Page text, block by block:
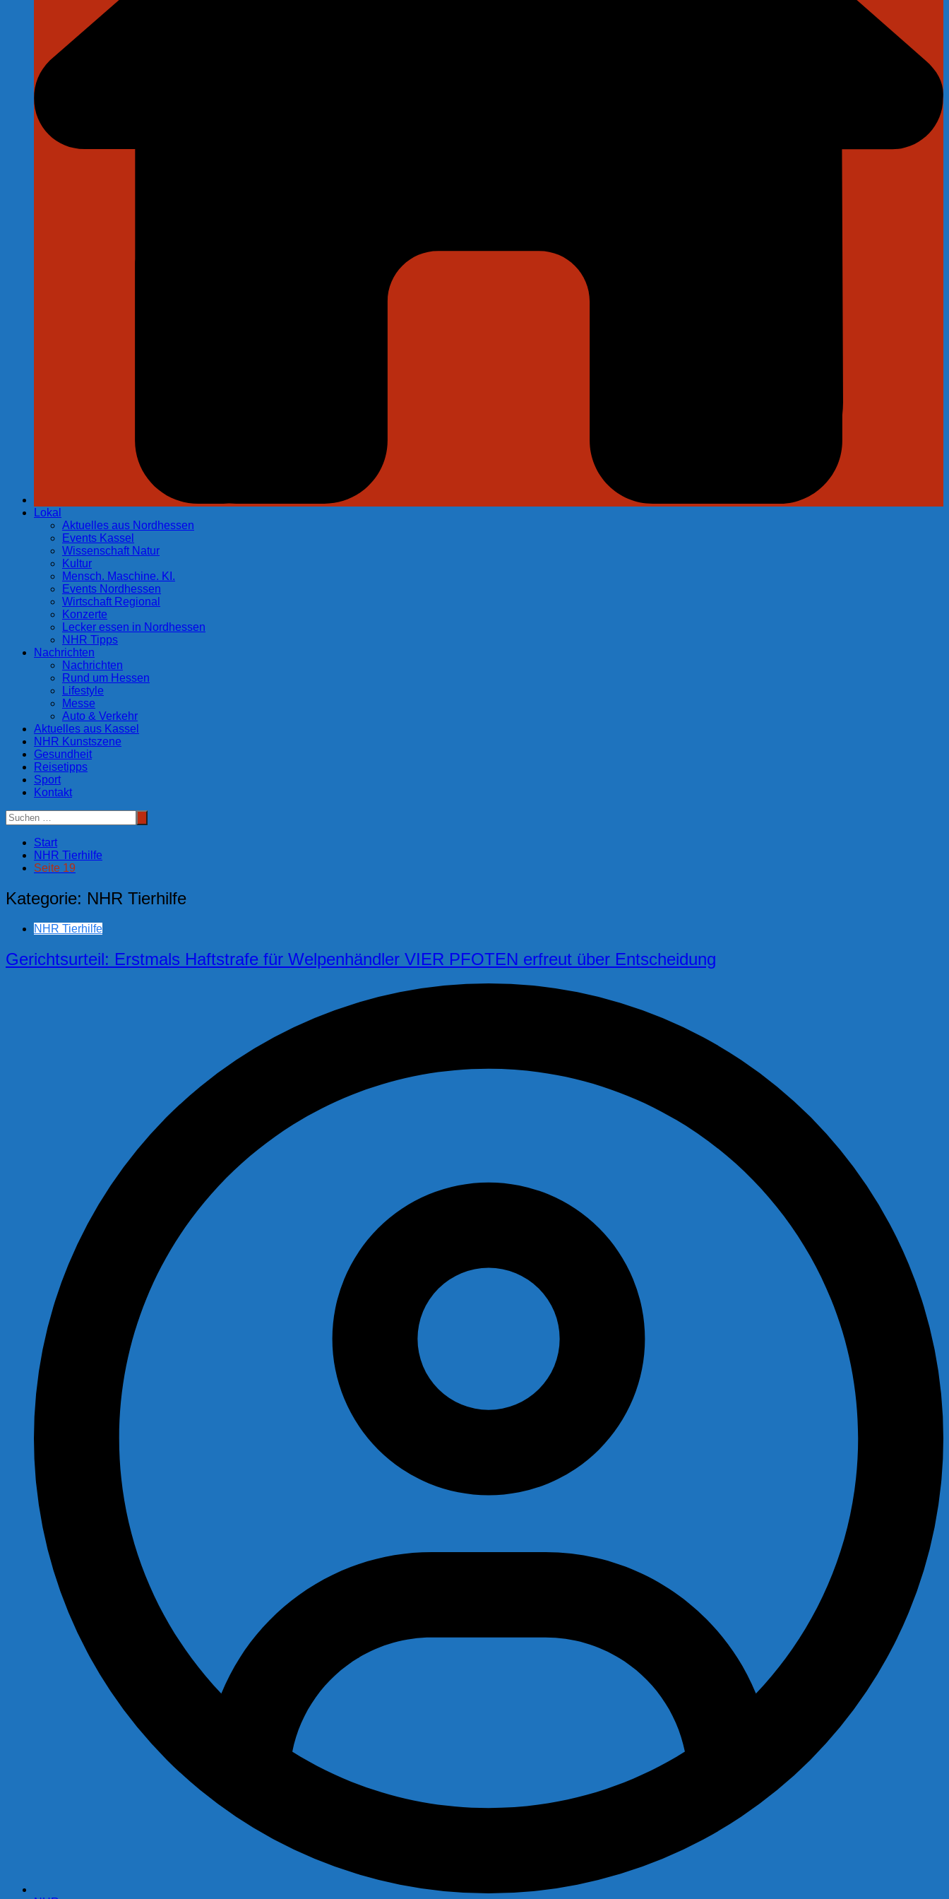
Lokal
Aktuelles aus Nordhessen
Events Kassel
Wissenschaft Natur
Kultur
Mensch. Maschine. KI.
Events Nordhessen
Wirtschaft Regional
Konzerte
Lecker essen in Nordhessen
NHR Tipps
Nachrichten
Nachrichten
Rund um Hessen
Lifestyle
Messe
Auto & Verkehr
Aktuelles aus Kassel
NHR Kunstszene
Gesundheit
Reisetipps
Sport
Kontakt
Start
NHR Tierhilfe
Seite 19
Kategorie: NHR Tierhilfe
NHR Tierhilfe
Gerichtsurteil: Erstmals Haftstrafe für Welpenhändler VIER PFOTEN erfreut über Entscheidung